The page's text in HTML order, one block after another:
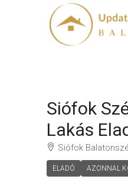
Siófok
Lakás
Siófok
ELADÓ AZONNAL